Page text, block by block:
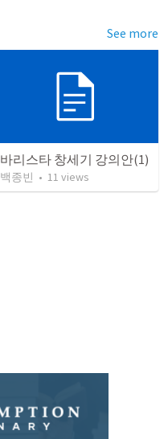
See more
바리스타 창세기 강의안(1)
백종빈 • 11 views